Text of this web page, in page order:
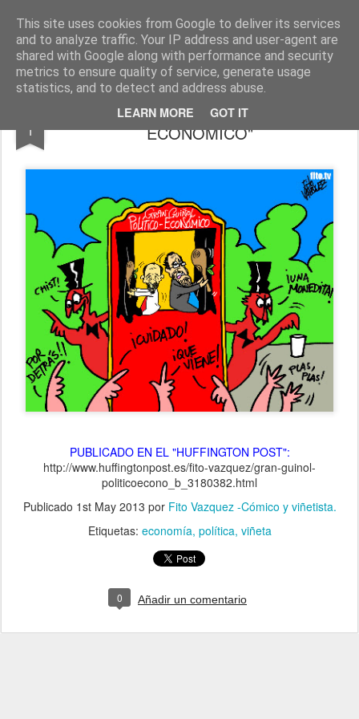
This site uses cookies from Google to deliver its services
and to analyze traffic. Your IP address and user-agent are
shared with Google along with performance and security
metrics to ensure quality of service, generate usage
statistics, and to detect and address abuse.
LEARN MORE GOT IT
Fito Vázquez Viñetas, viñetas y más viñetas.
Home Viñetas Quién soy
1
"GRAN GUIÑOL POLÍTICO-
ECONÓMICO"
PUBLICADO EN EL "HUFFINGTON POST":
http://www.huffingtonpost.es/fito-vazquez/gran-guinol-
politicoecono_b_3180382.html
Publicado 1st May 2013 por Fito Vazquez -Cómico y viñetista.
Etiquetas: economía política viñeta
0 Añadir un comentario